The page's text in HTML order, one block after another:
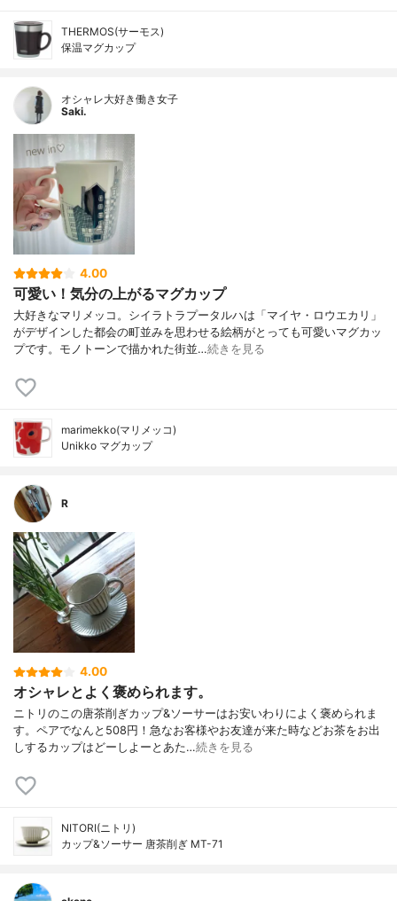
THERMOS(サーモス)
保温マグカップ
オシャレ大好き働き女子
Saki.
4.00
可愛い！気分の上がるマグカップ
大好きなマリメッコ。シイラトラプータルハは「マイヤ・ロウエカリ」
がデザインした都会の町並みを思わせる絵柄がとっても可愛いマグカッ
プです。モノトーンで描かれた街並…続きを見る
marimekko(マリメッコ)
Unikko マグカップ
R
4.00
オシャレとよく褒められます。
ニトリのこの唐茶削ぎカップ&ソーサーはお安いわりによく褒められま
す。ペアでなんと508円！急なお客様やお友達が来た時などお茶をお出
しするカップはどーしよーとあた…続きを見る
NITORI(ニトリ)
カップ&ソーサー 唐茶削ぎ MT-71